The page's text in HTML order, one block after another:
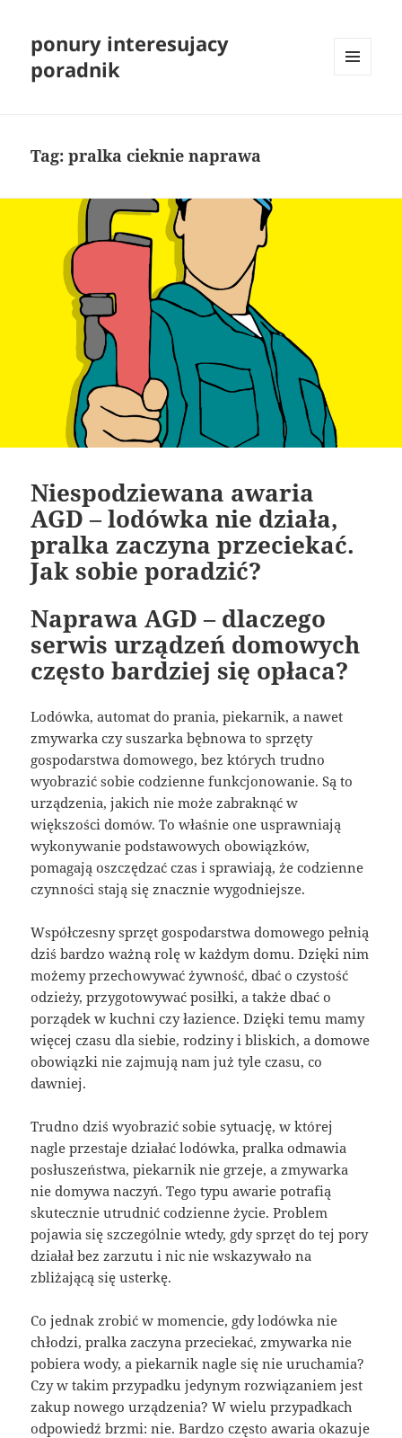
ponury interesujacy
poradnik
Tag:pralka cieknie naprawa
Niespodziewana awaria
AGD – lodówka nie działa,
pralka zaczyna przeciekać.
Jak sobie poradzić?
Naprawa AGD – dlaczego
serwis urządzeń domowych
często bardziej się opłaca?
Lodówka, automat do prania, piekarnik, a nawet
zmywarka czy suszarka bębnowa to sprzęty
gospodarstwa domowego, bez których trudno
wyobrazić sobie codzienne funkcjonowanie. Są to
urządzenia, jakich nie może zabraknąć w
większości domów. To właśnie one usprawniają
wykonywanie podstawowych obowiązków,
pomagają oszczędzać czas i sprawiają, że codzienne
czynności stają się znacznie wygodniejsze.
Współczesny sprzęt gospodarstwa domowego pełnią
dziś bardzo ważną rolę w każdym domu. Dzięki nim
możemy przechowywać żywność, dbać o czystość
odzieży, przygotowywać posiłki, a także dbać o
porządek w kuchni czy łazience. Dzięki temu mamy
więcej czasu dla siebie, rodziny i bliskich, a domowe
obowiązki nie zajmują nam już tyle czasu, co
dawniej.
Trudno dziś wyobrazić sobie sytuację, w której
nagle przestaje działać lodówka, pralka odmawia
posłuszeństwa, piekarnik nie grzeje, a zmywarka
nie domywa naczyń. Tego typu awarie potrafią
skutecznie utrudnić codzienne życie. Problem
pojawia się szczególnie wtedy, gdy sprzęt do tej pory
działał bez zarzutu i nic nie wskazywało na
zbliżającą się usterkę.
Co jednak zrobić w momencie, gdy lodówka nie
chłodzi, pralka zaczyna przeciekać, zmywarka nie
pobiera wody, a piekarnik nagle się nie uruchamia?
Czy w takim przypadku jedynym rozwiązaniem jest
zakup nowego urządzenia? W wielu przypadkach
odpowiedź brzmi: nie. Bardzo często awaria okazuje